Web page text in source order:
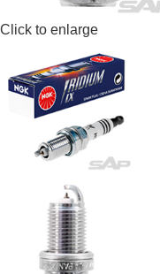
Click to enlarge